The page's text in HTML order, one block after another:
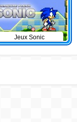
Jeux Sonic